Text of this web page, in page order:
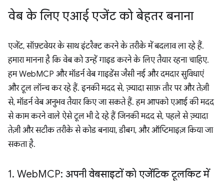
वेब के लिए एआई एजेंट को बेहतर बनाना
एजेंट, सॉफ़्टवेयर के साथ इंटरैक्ट करने के तरीके में बदलाव ला रहे हैं.
हमारा मानना है कि वेब को उन्हें गाइड करने के लिए तैयार रहना चाहिए.
हम WebMCP और मॉडर्न वेब गाइडेंस जैसी नई और दमदार सुविधाएं
और टूल लॉन्च कर रहे हैं. इनकी मदद से, ज़्यादा साफ़ तौर पर और तेज़ी
से, मॉडर्न वेब अनुभव तैयार किए जा सकते हैं. हम आपको एआई की मदद
से काम करने वाले ऐसे टूल भी दे रहे हैं जिनकी मदद से, पहले से ज़्यादा
तेज़ी और सटीक तरीके से कोड बनाया, डीबग, और ऑप्टिमाइज़ किया जा
सकता है.
1. WebMCP: अपनी वेबसाइटों को एजेंटिक टूलकिट में